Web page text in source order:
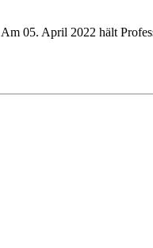
05. April 2022 hält